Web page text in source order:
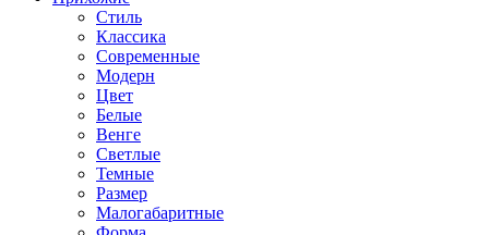
Стиль
Классика
Современные
Модерн
Цвет
Белые
Венге
Светлые
Темные
Размер
Малогабаритные